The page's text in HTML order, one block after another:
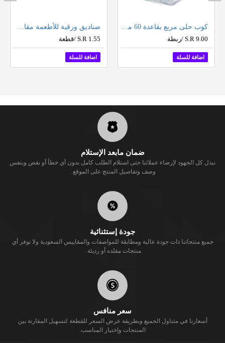
كوب حلى مربع بقاعدة 60 مل (12 حبة بالشدة)
S.R 9.00 /ربطة
اضافة للسلة
صناديق ورقية للأطعمة مقاس 30 سم
S.R 1.55 /قطعة
اضافة للسلة
ضمان مابعد الإستلام
نبذل كل الجهود لإرضاء عملائنا حتى استلام الطلب كامل بدون أي خطأ أو نقص وبنفس
وصف وتفاصيل المنتج على الموقع .
جودة إستثنائية
جميع منتجاتنا ذات جودة عالية ومطابقة للمواصفات والمقاييس السعودية ولا نوفر أي
منتجات مقلده أو رديئة .
سعر منافس
أسعارنا في متناول الجميع وبطريقة عرض السعر للقطعة لتسهيل المقارنة بين
المنتجات وإختيار المناسب.